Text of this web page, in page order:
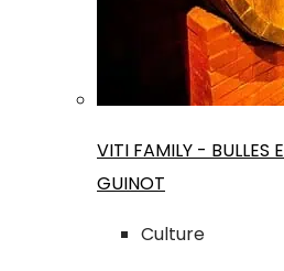
VITI FAMILY - BULLES
GUINOT
Culture